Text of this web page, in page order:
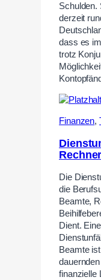
Schulden.
derzeit
dass es
trotz
Finanzen,
Die
die
Beamte,
Dient. Eine
Beamte
finanzielle